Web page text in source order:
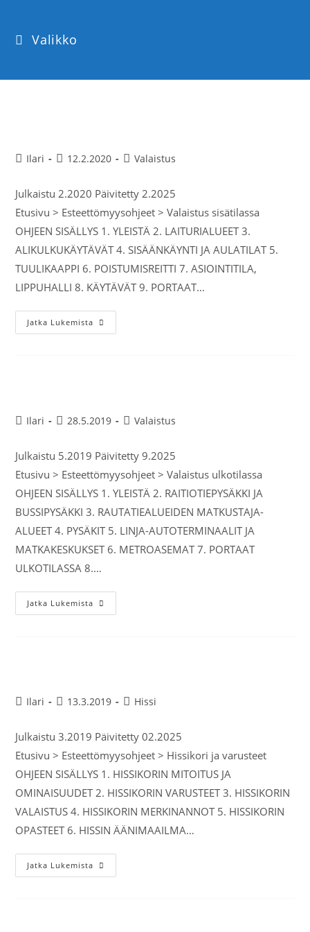
Valikko
Ilari 12.2.2020 Valaistus
Julkaistu 2.2020 Päivitetty 2.2025
Etusivu > Esteettömyysohjeet > Valaistus sisätilassa
OHJEEN SISÄLLYS 1. YLEISTÄ 2. LAITURIALUEET 3.
ALIKULKUKÄYTÄVÄT 4. SISÄÄNKÄYNTI JA AULATILAT 5.
TUULIKAAPPI 6. POISTUMISREITTI 7. ASIOINTITILA,
LIPPUHALLI 8. KÄYTÄVÄT 9. PORTAAT…
Jatka Lukemista
Ilari 28.5.2019 Valaistus
Julkaistu 5.2019 Päivitetty 9.2025
Etusivu > Esteettömyysohjeet > Valaistus ulkotilassa
OHJEEN SISÄLLYS 1. YLEISTÄ 2. RAITIOTIEPYSÄKKI JA
BUSSIPYSÄKKI 3. RAUTATIEALUEIDEN MATKUSTAJA-
ALUEET 4. PYSÄKIT 5. LINJA-AUTOTERMINAALIT JA
MATKAKESKUKSET 6. METROASEMAT 7. PORTAAT
ULKOTILASSA 8.…
Jatka Lukemista
Ilari 13.3.2019 Hissi
Julkaistu 3.2019 Päivitetty 02.2025
Etusivu > Esteettömyysohjeet > Hissikori ja varusteet
OHJEEN SISÄLLYS 1. HISSIKORIN MITOITUS JA
OMINAISUUDET 2. HISSIKORIN VARUSTEET 3. HISSIKORIN
VALAISTUS 4. HISSIKORIN MERKINANNOT 5. HISSIKORIN
OPASTEET 6. HISSIN ÄÄNIMAAILMA…
Jatka Lukemista